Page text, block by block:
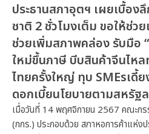
ประธานสภาอุตฯ เผยเบื้อ
ชาติ 2 ชั่วโมงเต็ม ขอให้ช่ว
ช่วยเพิ่มสภาพคล่อง รับมือ
ใหม่ขึ้นภาษี บีบสินค้าจีนไหล
ไทยครั้งใหญ่ ทุบ SMEsเดี้
ดอกเบี้ยนโยบายตามสหรัฐ
เมื่อวันที่ 14 พฤศจิกายน 2567 คณะกร
(กกร.) ประกอบด้วย สภาหอการค้าแห่ง